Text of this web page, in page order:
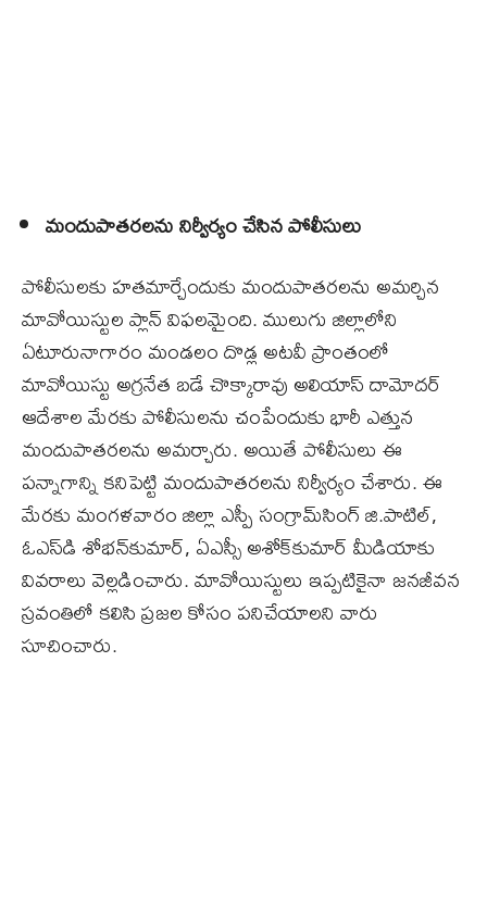
మందుపాతరలను నిర్వీర్యం చేసిన పోలీసులు
పోలీసులకు హతమార్చేందుకు మందుపాతరలను అమర్చిన
మావోయిస్టుల ప్లాన్‌ విఫలమైంది. ములుగు జిల్లాలోని
ఏటూరునాగారం మండలం దొడ్ల అటవీ ప్రాంతంలో
మావోయిస్టు అగ్రనేత బడే చొక్కారావు అలియాస్‌ దామోదర్‌
ఆదేశాల మేరకు పోలీసులను చంపేందుకు భారీ ఎత్తున
మందుపాతరలను అమర్చారు. అయితే పోలీసులు ఈ
పన్నాగాన్ని కనిపెట్టి మందుపాతరలను నిర్వీర్యం చేశారు. ఈ
మేరకు మంగళవారం జిల్లా ఎస్పీ సంగ్రామ్‌సింగ్‌ జి.పాటిల్‌,
ఓఎస్‌డి శోభన్‌కుమార్‌, ఏఎస్సీ అశోక్‌కుమార్‌ మీడియాకు
వివరాలు వెల్లడించారు. మావోయిస్టులు ఇప్పటికైనా జనజీవన
స్రవంతిలో కలిసి ప్రజల కోసం పనిచేయాలని వారు
సూచించారు.